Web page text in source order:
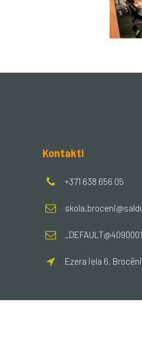
Kontakti
+371 638 656 05
Ezera iela 6,